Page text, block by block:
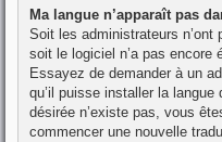
Ma langue n’apparaît pas
Soit les administrateurs
soit le logiciel n’a pas encore
Essayez de demander à un
qu’il puisse installer la
désirée n’existe pas, vous
commencer une nouvelle